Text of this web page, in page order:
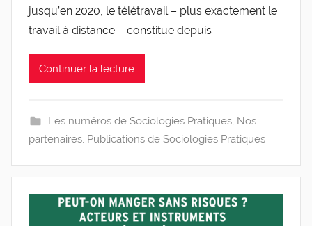
g
l
jusqu’en 2020, le télétravail – plus exactement le
travail à distance – constitue depuis
Continuer la lecture
Les numéros de Sociologies Pratiques, Nos
partenaires, Publications de Sociologies Pratiques